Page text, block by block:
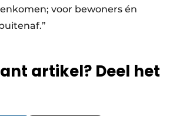
voor bewoners én
artikel? Deel het